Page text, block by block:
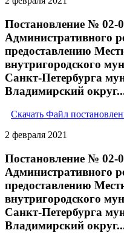
Постановление № 02-
Административного
предоставлению
внутригородского
Санкт-Петербурга
Владимирский
Скачать Файл
2 февраля 2021
Постановление № 02-
Административного
предоставлению
внутригородского
Санкт-Петербурга
Владимирский